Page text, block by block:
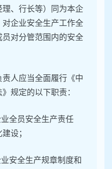
、行长等）同为本企
企业安全生产工作全
对分管范围内的安全
人应当全面履行《中
规定的以下职责：
全员安全生产责任
设；
安全生产规章制度和